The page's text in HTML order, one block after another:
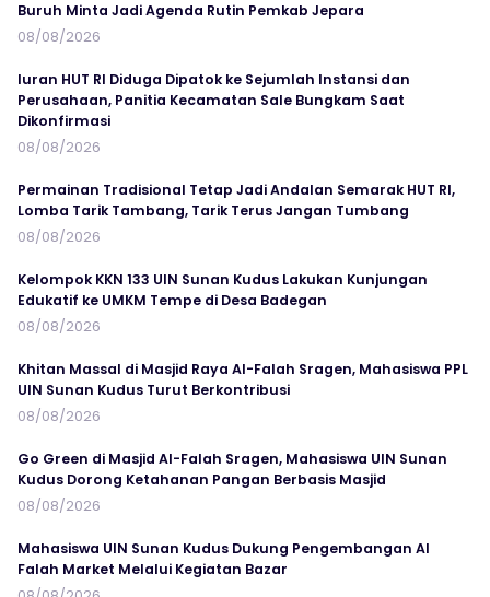
Buruh Minta Jadi Agenda Rutin Pemkab Jepara
08/08/2026
Iuran HUT RI Diduga Dipatok ke Sejumlah Instansi dan
Perusahaan, Panitia Kecamatan Sale Bungkam Saat
Dikonfirmasi
08/08/2026
Permainan Tradisional Tetap Jadi Andalan Semarak HUT RI,
Lomba Tarik Tambang, Tarik Terus Jangan Tumbang
08/08/2026
Kelompok KKN 133 UIN Sunan Kudus Lakukan Kunjungan
Edukatif ke UMKM Tempe di Desa Badegan
08/08/2026
Khitan Massal di Masjid Raya Al-Falah Sragen, Mahasiswa PPL
UIN Sunan Kudus Turut Berkontribusi
08/08/2026
Go Green di Masjid Al-Falah Sragen, Mahasiswa UIN Sunan
Kudus Dorong Ketahanan Pangan Berbasis Masjid
08/08/2026
Mahasiswa UIN Sunan Kudus Dukung Pengembangan Al
Falah Market Melalui Kegiatan Bazar